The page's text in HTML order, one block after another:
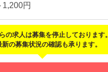
1,200円
の求人は募集を停止しております。
新の募集状況の確認も承ります。